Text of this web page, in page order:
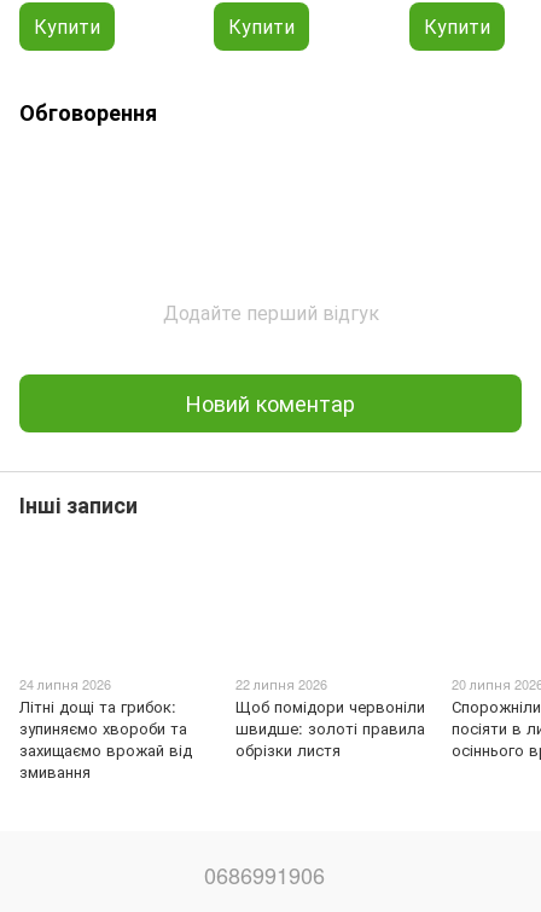
Купити Купити Купити
Обговорення
Додайте перший відгук
Новий коментар
Інші записи
24 липня 2026
Літні дощі та грибок:
зупиняємо хвороби та
захищаємо врожай від
змивання
22 липня 2026
Щоб помідори червоніли
швидше: золоті правила
обрізки листя
20 липня
посіяти в
осіннього
0686991906